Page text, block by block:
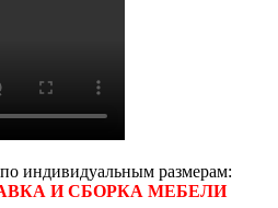
индивидуальным размерам:
И СБОРКА МЕБЕЛИ